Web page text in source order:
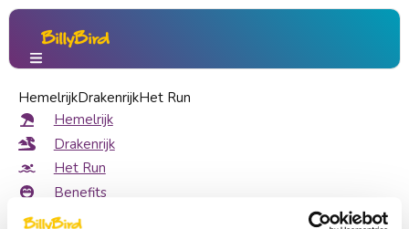
HemelrijkDrakenrijkHet Run
Hemelrijk
Drakenrijk
Het Run
Benefits
About us
Welcome to BillyBird
Volkel, Noord-Brabant